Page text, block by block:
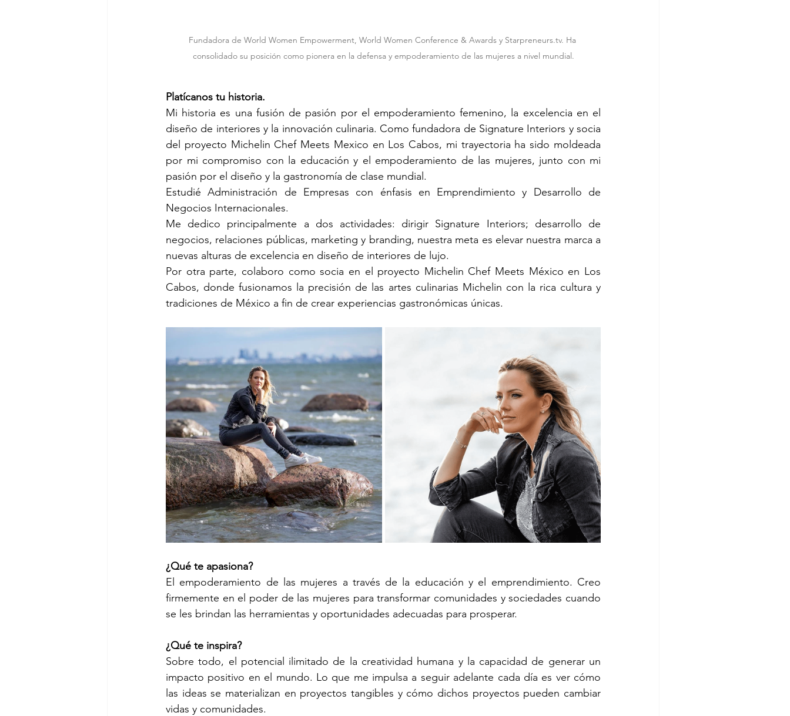
Fundadora de World Women Empowerment, World Women Conference & Awards y Starpreneurs.tv. Ha
consolidado su posición como pionera en la defensa y empoderamiento de las mujeres a nivel mundial.
Platícanos tu historia.
Mi historia es una fusión de pasión por el empoderamiento femenino, la excelencia en el
diseño de interiores y la innovación culinaria. Como fundadora de Signature Interiors y socia
del proyecto Michelin Chef Meets Mexico en Los Cabos, mi trayectoria ha sido moldeada
por mi compromiso con la educación y el empoderamiento de las mujeres, junto con mi
pasión por el diseño y la gastronomía de clase mundial.
Estudié Administración de Empresas con énfasis en Emprendimiento y Desarrollo de
Negocios Internacionales.
Me dedico principalmente a dos actividades: dirigir Signature Interiors; desarrollo de
negocios, relaciones públicas, marketing y branding, nuestra meta es elevar nuestra marca a
nuevas alturas de excelencia en diseño de interiores de lujo.
Por otra parte, colaboro como socia en el proyecto Michelin Chef Meets México en Los
Cabos, donde fusionamos la precisión de las artes culinarias Michelin con la rica cultura y
tradiciones de México a fin de crear experiencias gastronómicas únicas.
¿Qué te apasiona?
El empoderamiento de las mujeres a través de la educación y el emprendimiento. Creo
firmemente en el poder de las mujeres para transformar comunidades y sociedades cuando
se les brindan las herramientas y oportunidades adecuadas para prosperar.
¿Qué te inspira?
Sobre todo, el potencial ilimitado de la creatividad humana y la capacidad de generar un
impacto positivo en el mundo. Lo que me impulsa a seguir adelante cada día es ver cómo
las ideas se materializan en proyectos tangibles y cómo dichos proyectos pueden cambiar
vidas y comunidades.